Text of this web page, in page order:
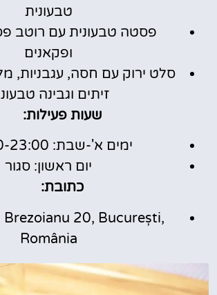
טבעונית
פסטה טבעונית עם רוטב
ופקאנים
סלט ירוק עם חסה, עגבניות,
זיתים וגבינה
שעות פעילות:
ימים א'-שבת: 12:00-23:00
יום ראשון: סגור
כתובת:
Brezoianu 20, București,
România